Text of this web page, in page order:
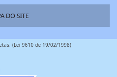
DO SITE
(Lei 9610 de 19/02/1998)